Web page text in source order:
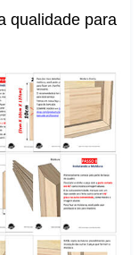
qualidade para